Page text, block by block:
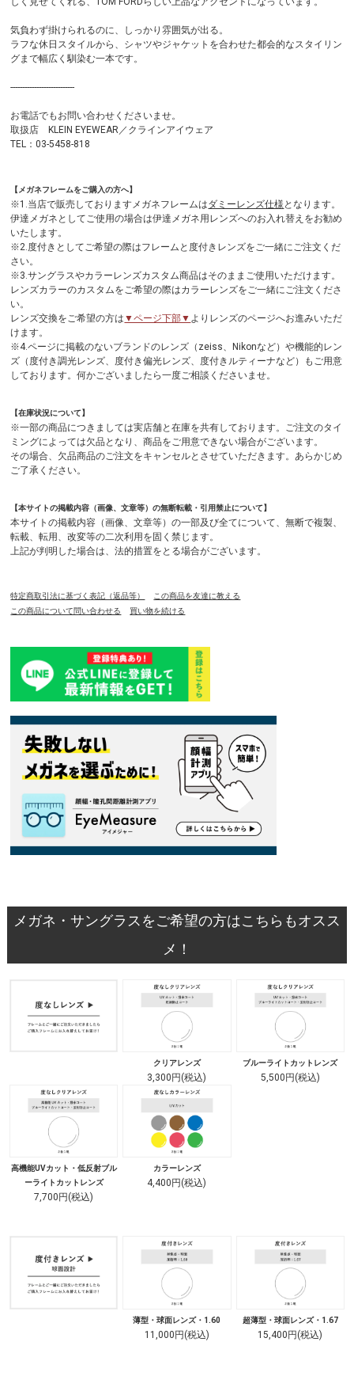
気負わず掛けられるのに、しっかり雰囲気が出る。
ラフな休日スタイルから、シャツやジャケットを合わせた都会的なスタイリン
グまで幅広く馴染む一本です。
---------------------------
お電話でもお問い合わせくださいませ。
取扱店 KLEIN EYEWEAR／クラインアイウェア
TEL：03-5458-818
【メガネフレームをご購入の方へ】
※1.当店で販売しておりますメガネフレームはダミーレンズ仕様 となります。
伊達メガネとしてご使用の場合は伊達メガネ用レンズへのお入れ替えをお勧め
いたします。
※2.度付きとしてご希望の際はフレームと度付きレンズをご一緒にご注文くだ
さい。
※3.サングラスやカラーレンズカスタム商品はそのままご使用いただけます。
レンズカラーのカスタムをご希望の際はカラーレンズをご一緒にご注文くださ
い。
レンズ交換をご希望の方は ▼ページ下部▼ よりレンズのページへお進みいただ
けます。
※4.ページに掲載のないブランドのレンズ（zeiss、Nikonなど）や機能的レン
ズ（度付き調光レンズ、度付き偏光レンズ、度付きルティーナなど）もご用意
しております。何かございましたら一度ご相談くださいませ。
【在庫状況について】
※一部の商品につきましては実店舗と在庫を共有しております。ご注文のタイ
ミングによっては欠品となり、商品をご用意できない場合がございます。
その場合、欠品商品のご注文をキャンセルとさせていただきます。あらかじめ
ご了承ください。
【本サイトの掲載内容（画像、文章等）の無断転載・引用禁止について】
本サイトの掲載内容（画像、文章等）の一部及び全てについて、無断で複製、
転載、転用、改変等の二次利用を固く禁じます。
上記が判明した場合は、法的措置をとる場合がございます。
特定商取引法に基づく表記（返品等）
この商品を友達に教える
この商品について問い合わせる
買い物を続ける
メガネ・サングラスをご希望の方はこちらもオスス
メ！
クリアレンズ
3,300円(税込)
ブルーライトカットレンズ
5,500円(税込)
高機能UVカット・低反射ブル
ーライトカットレンズ
7,700円(税込)
カラーレンズ
4,400円(税込)
薄型・球面レンズ・1.60
11,000円(税込)
超薄型・球面レンズ・1.67
15,400円(税込)